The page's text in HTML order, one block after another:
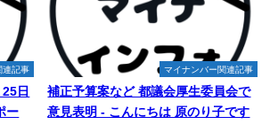
連記事
日
ー
マイナンバー関連記事
補正予算案など 都議会厚生委員会で
意見表明 - こんにちは 原のり子です